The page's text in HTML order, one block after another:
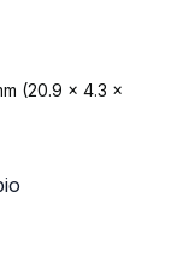
(20.9 x 4.3 x